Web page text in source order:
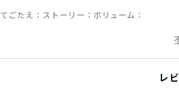
てごたえ ストーリー ボリューム
レ